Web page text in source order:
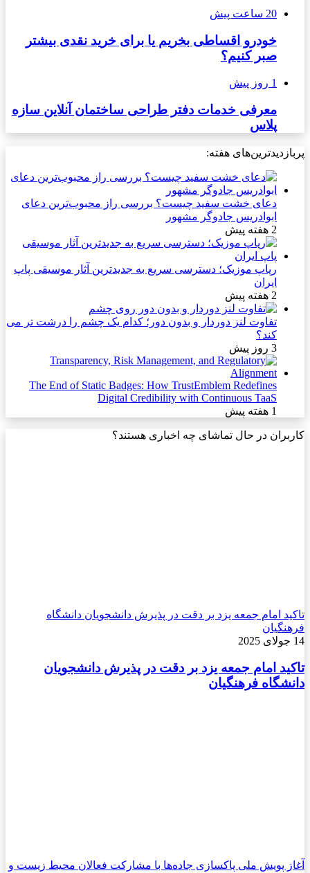
20 ساعت پیش
خودرو اقساطی بخریم یا برای خرید نقدی بیشتر
صبر کنیم؟
1 روز پیش
معرفی خدمات دفتر طراحی ساختمان آنلاین سازه
پلاس
پربازدیدترین‌های هفته:
دعای خشت سفید چیست؟ بررسی راز محبوب‌ترین دعای
ابوادریس جادوگر مشهور
2 هفته پیش
رپاپ موزیک؛ دسترسی سریع به جدیدترین آثار موسیقی پاپ
ایران
2 هفته پیش
تفاوت لنز دوردار و بدون دور؛ کدام یک چشم را درشت تر می
کند؟
3 روز پیش
The End of Static Badges: How TrustEmblem Redefines
Digital Credibility with Continuous TaaS
1 هفته پیش
کاربران در حال تماشای چه اخباری هستند؟
تاکید امام جمعه یزد بر دقت در پذیرش دانشجویان دانشگاه
فرهنگیان
14 جولای 2025
تاکید امام جمعه یزد بر دقت در پذیرش دانشجویان
دانشگاه فرهنگیان
آغاز پویش ملی پاکسازی جاده‌ها با مشارکت فعالان محیط زیست و